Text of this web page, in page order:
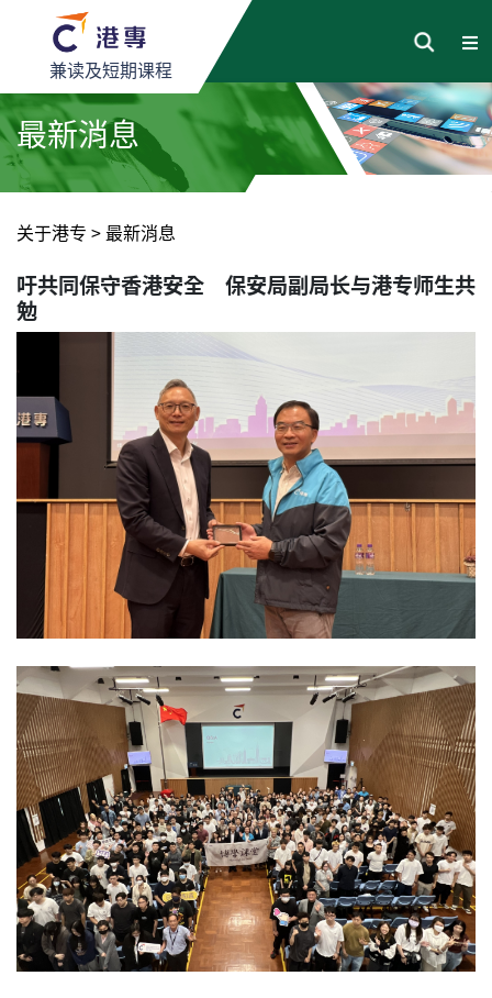
兼读及短期课程
最新消息
关于港专 > 最新消息
吁共同保守香港安全 保安局副局长与港专师生共
勉